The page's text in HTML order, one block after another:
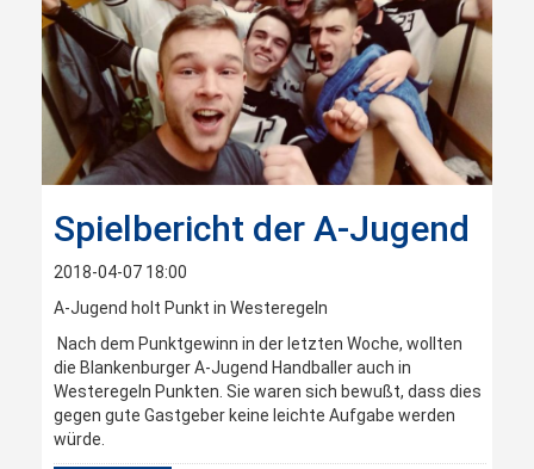
Spielbericht der A-Jugend
2018-04-07 18:00
A-Jugend holt Punkt in Westeregeln
Nach dem Punktgewinn in der letzten Woche, wollten
die Blankenburger A-Jugend Handballer auch in
Westeregeln Punkten. Sie waren sich bewußt, dass dies
gegen gute Gastgeber keine leichte Aufgabe werden
würde.